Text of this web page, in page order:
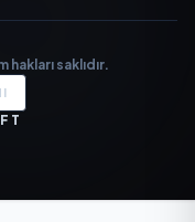
hakları saklıdır.